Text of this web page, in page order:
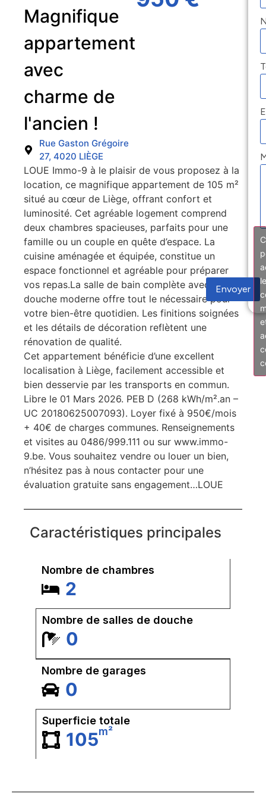
Magnifique
appartement
avec
charme de
l'ancien !
Rue Gaston Grégoire
27, 4020 LIÈGE
LOUE Immo-9 à le plaisir de vous proposez à la
location, ce magnifique appartement de 105 m²
situé au cœur de Liège, offrant confort et
luminosité. Cet agréable logement comprend
deux chambres spacieuses, parfaits pour une
famille ou un couple en quête d’espace. La
cuisine aménagée et équipée, constitue un
espace fonctionnel et agréable pour préparer
vos repas.La salle de bain complète avec
douche moderne offre tout le nécessaire pour
votre bien-être quotidien. Les finitions soignées
et les détails de décoration reflètent une
rénovation de qualité.
Cet appartement bénéficie d’une excellent
localisation à Liège, facilement accessible et
bien desservie par les transports en commun.
Libre le 01 Mars 2026. PEB D (268 kWh/m².an –
UC 20180625007093). Loyer fixé à 950€/mois
+ 40€ de charges communes. Renseignements
et visites au 0486/999.111 ou sur www.immo-
9.be. Vous souhaitez vendre ou louer un bien,
n’hésitez pas à nous contacter pour une
évaluation gratuite sans engagement…LOUE
Caractéristiques principales
Nombre de chambres
2
Nombre de salles de douche
0
Nombre de garages
0
Superficie totale
105m²
Envoyer